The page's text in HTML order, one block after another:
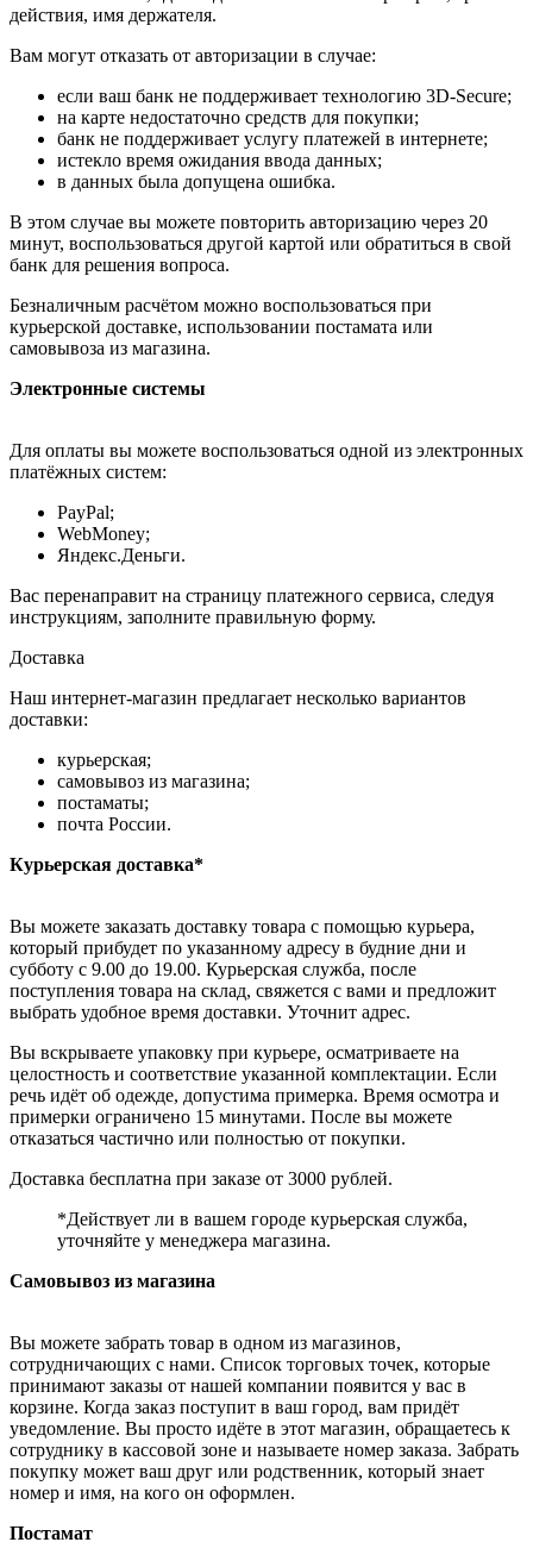
действия, имя держателя.
Вам могут отказать от авторизации в случае:
если ваш банк не поддерживает технологию 3D-Secure;
на карте недостаточно средств для покупки;
банк не поддерживает услугу платежей в интернете;
истекло время ожидания ввода данных;
в данных была допущена ошибка.
В этом случае вы можете повторить авторизацию через 20
минут, воспользоваться другой картой или обратиться в свой
банк для решения вопроса.
Безналичным расчётом можно воспользоваться при
курьерской доставке, использовании постамата или
самовывоза из магазина.
Электронные системы
Для оплаты вы можете воспользоваться одной из электронных
платёжных систем:
PayPal;
WebMoney;
Яндекс.Деньги.
Вас перенаправит на страницу платежного сервиса, следуя
инструкциям, заполните правильную форму.
Доставка
Наш интернет-магазин предлагает несколько вариантов
доставки:
курьерская;
самовывоз из магазина;
постаматы;
почта России.
Курьерская доставка*
Вы можете заказать доставку товара с помощью курьера,
который прибудет по указанному адресу в будние дни и
субботу с 9.00 до 19.00. Курьерская служба, после
поступления товара на склад, свяжется с вами и предложит
выбрать удобное время доставки. Уточнит адрес.
Вы вскрываете упаковку при курьере, осматриваете на
целостность и соответствие указанной комплектации. Если
речь идёт об одежде, допустима примерка. Время осмотра и
примерки ограничено 15 минутами. После вы можете
отказаться частично или полностью от покупки.
Доставка бесплатна при заказе от 3000 рублей.
*Действует ли в вашем городе курьерская служба,
уточняйте у менеджера магазина.
Самовывоз из магазина
Вы можете забрать товар в одном из магазинов,
сотрудничающих с нами. Список торговых точек, которые
принимают заказы от нашей компании появится у вас в
корзине. Когда заказ поступит в ваш город, вам придёт
уведомление. Вы просто идёте в этот магазин, обращаетесь к
сотруднику в кассовой зоне и называете номер заказа. Забрать
покупку может ваш друг или родственник, который знает
номер и имя, на кого он оформлен.
Постамат